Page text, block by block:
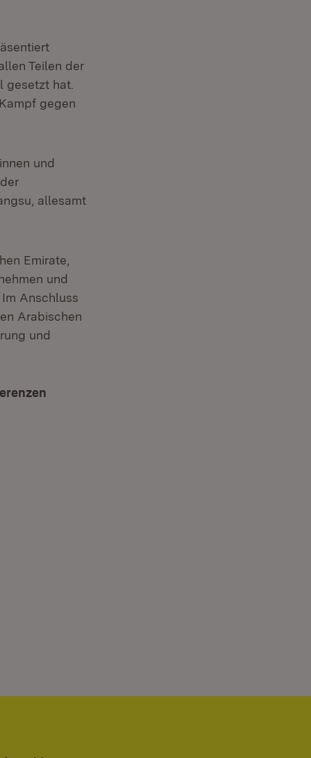
Teilen der
gesetzt hat.
gegen
und
allesamt
Emirate,
und
Anschluss
Arabischen
und